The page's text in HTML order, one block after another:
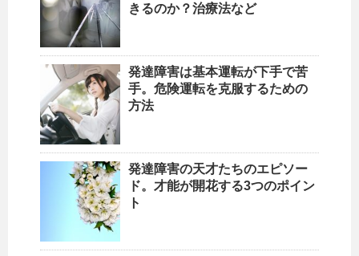
きるのか？治療法など
発達障害は基本運転が下手で苦
手。危険運転を克服するための
方法
発達障害の天才たちのエピソー
ド。才能が開花する3つのポイン
ト